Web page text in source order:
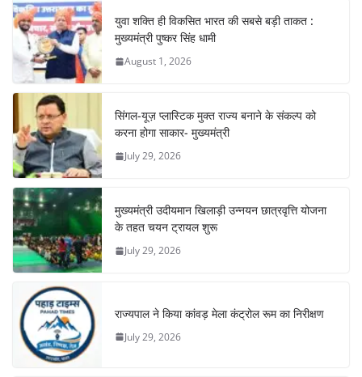
युवा शक्ति ही विकसित भारत की सबसे बड़ी ताकत :
मुख्यमंत्री पुष्कर सिंह धामी
August 1, 2026
सिंगल-यूज़ प्लास्टिक मुक्त राज्य बनाने के संकल्प को
करना होगा साकार- मुख्यमंत्री
July 29, 2026
मुख्यमंत्री उदीयमान खिलाड़ी उन्नयन छात्रवृत्ति योजना
के तहत चयन ट्रायल शुरू
July 29, 2026
राज्यपाल ने किया कांवड़ मेला कंट्रोल रूम का निरीक्षण
July 29, 2026